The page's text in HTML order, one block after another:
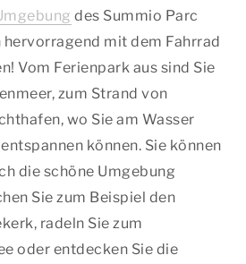
des Summio Parc
mit dem Fahrrad
Vom Ferienpark aus sind Sie
zum Strand von
wo Sie am Wasser
können. Sie können
die schöne Umgebung
Sie zum Beispiel den
radeln Sie zum
oder entdecken Sie die